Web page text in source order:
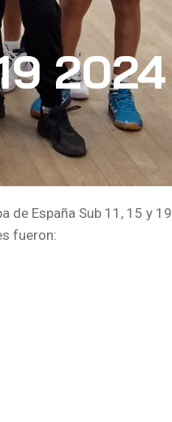
2024
de España Sub 11, 15 y 19
fueron: